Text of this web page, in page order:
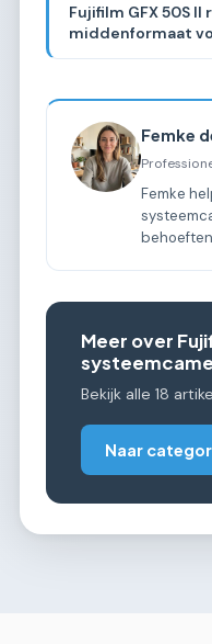
Fujifilm GFX 50S
middenformaat
Femke
Femke
Meer over
Bekijk alle 18
Naar